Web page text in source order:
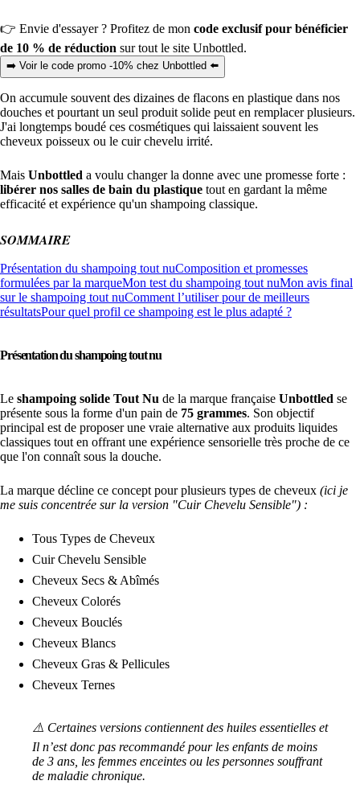
👉 Envie d'essayer ? Profitez de mon code exclusif pour bénéficier
de 10 % de réduction sur tout le site Unbottled.
➡️ Voir le code promo -10% chez Unbottled ⬅️
On accumule souvent des dizaines de flacons en plastique dans nos
douches et pourtant un seul produit solide peut en remplacer plusieurs.
J'ai longtemps boudé ces cosmétiques qui laissaient souvent les
cheveux poisseux ou le cuir chevelu irrité.
Mais Unbottled a voulu changer la donne avec une promesse forte :
libérer nos salles de bain du plastique tout en gardant la même
efficacité et expérience qu'un shampoing classique.
SOMMAIRE
Présentation du shampoing tout nuComposition et promesses
formulées par la marqueMon test du shampoing tout nuMon avis final
sur le shampoing tout nuComment l’utiliser pour de meilleurs
résultatsPour quel profil ce shampoing est le plus adapté ?
Présentation du shampoing tout nu
Le shampoing solide Tout Nu de la marque française Unbottled se
présente sous la forme d'un pain de 75 grammes. Son objectif
principal est de proposer une vraie alternative aux produits liquides
classiques tout en offrant une expérience sensorielle très proche de ce
que l'on connaît sous la douche.
La marque décline ce concept pour plusieurs types de cheveux (ici je
me suis concentrée sur la version "Cuir Chevelu Sensible") :
Tous Types de Cheveux
Cuir Chevelu Sensible
Cheveux Secs & Abîmés
Cheveux Colorés
Cheveux Bouclés
Cheveux Blancs
Cheveux Gras & Pellicules
Cheveux Ternes
⚠️ Certaines versions contiennent des huiles essentielles et
Il n’est donc pas recommandé pour les enfants de moins
de 3 ans, les femmes enceintes ou les personnes souffrant
de maladie chronique.